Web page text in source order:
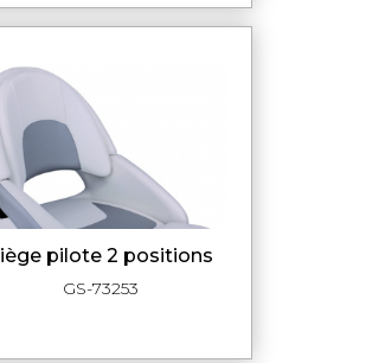
siège pilote 2 positions
GS-73253